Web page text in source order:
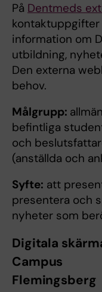
På Dentmeds
information om
utbildning,
Den externa
behov.
Målgrupp:
befintliga
och
(anställda och
Syfte: att
presentera och
nyheter som
Digitala
Campus
Flemingsberg